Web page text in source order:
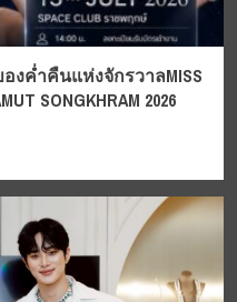
งค่ำคืนแห่งจักรวาลMISS
SONGKHRAM 2026